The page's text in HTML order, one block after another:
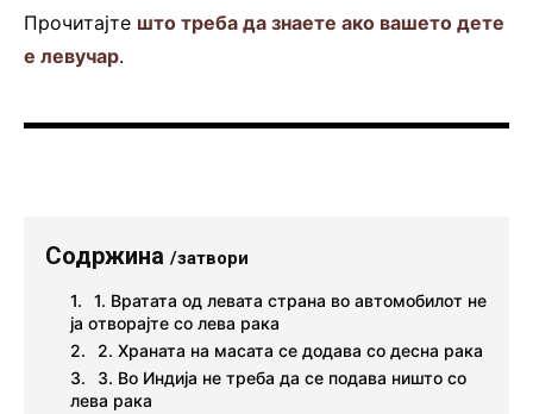
Прочитајте што треба да знаете ако вашето дете
е левучар.
Содржина /затвори
1. Вратата од левата страна во автомобилот не
ја отворајте со лева рака
2. Храната на масата се додава со десна рака
3. Во Индија не треба да се подава ништо со
лева рака